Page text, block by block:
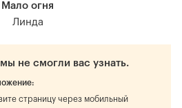
Мало огня
Линда
не смогли вас узнать.
страницу через мобильный